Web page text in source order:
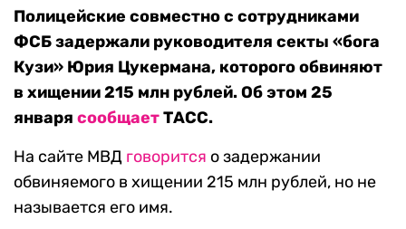
Полицейские совместно с сотрудниками
ФСБ задержали руководителя секты «бога
Кузи» Юрия Цукермана, которого обвиняют
в хищении 215 млн рублей. Об этом 25
января сообщаетТАСС.
На сайте МВД говорится о задержании
обвиняемого в хищении 215 млн рублей, но не
называется его имя.